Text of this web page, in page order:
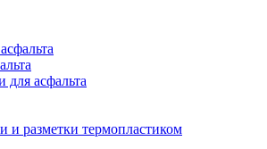
асфальта
и разметки термопластиком